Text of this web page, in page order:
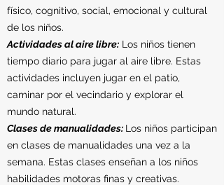
físico, cognitivo, social, emocional y cultural
de los niños.
Actividades al aire libre: Los niños tienen
tiempo diario para jugar al aire libre. Estas
actividades incluyen jugar en el patio,
caminar por el vecindario y explorar el
mundo natural.
Clases de manualidades: Los niños participan
en clases de manualidades una vez a la
semana. Estas clases enseñan a los niños
habilidades motoras finas y creativas.